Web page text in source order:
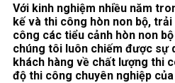
Với kinh nghiệm nhiều năm
kế và thi công hòn non bộ, trải
công các tiểu cảnh hòn non
chúng tôi luôn chiếm được sự
khách hàng về chất lượng thi
độ thi công chuyên nghiệp